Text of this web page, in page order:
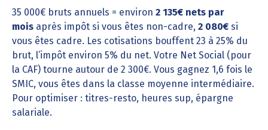
35 000€ bruts annuels = environ 2 135€ nets par
mois après impôt si vous êtes non-cadre, 2 080€ si
vous êtes cadre. Les cotisations bouffent 23 à 25% du
brut, l’impôt environ 5% du net. Votre Net Social (pour
la CAF) tourne autour de 2 300€. Vous gagnez 1,6 fois le
SMIC, vous êtes dans la classe moyenne intermédiaire.
Pour optimiser : titres-resto, heures sup, épargne
salariale.